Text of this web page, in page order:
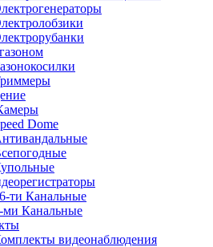
Dome
ти Канальные
ми Канальные
видеонаблюдения